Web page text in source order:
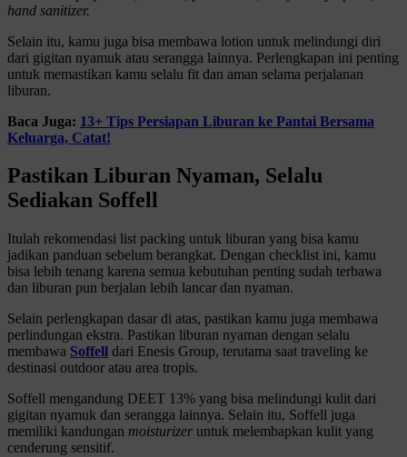
hand sanitizer.
Selain itu, kamu juga bisa membawa lotion untuk melindungi diri
dari gigitan nyamuk atau serangga lainnya. Perlengkapan ini penting
untuk memastikan kamu selalu fit dan aman selama perjalanan
liburan.
Baca Juga: 13+ Tips Persiapan Liburan ke Pantai Bersama
Keluarga, Catat!
Pastikan Liburan Nyaman, Selalu
Sediakan Soffell
Itulah rekomendasi list packing untuk liburan yang bisa kamu
jadikan panduan sebelum berangkat. Dengan checklist ini, kamu
bisa lebih tenang karena semua kebutuhan penting sudah terbawa
dan liburan pun berjalan lebih lancar dan nyaman.
Selain perlengkapan dasar di atas, pastikan kamu juga membawa
perlindungan ekstra. Pastikan liburan nyaman dengan selalu
membawa Soffell dari Enesis Group, terutama saat traveling ke
destinasi outdoor atau area tropis.
Soffell mengandung DEET 13% yang bisa melindungi kulit dari
gigitan nyamuk dan serangga lainnya. Selain itu, Soffell juga
memiliki kandungan moisturizer untuk melembapkan kulit yang
cenderung sensitif.